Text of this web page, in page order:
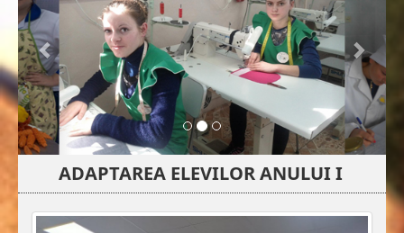
ADAPTAREA ELEVILOR ANULUI I